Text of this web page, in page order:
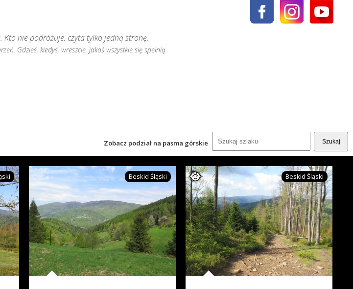
Kto nie podróżuje, czyta tylko jedną stronę.
Gdzieś, kiedyś, wreszcie, jakoś wszystkie się spełnią.
Zobacz podział na pasma górskie
Beskid Śląski Beskid Śląski